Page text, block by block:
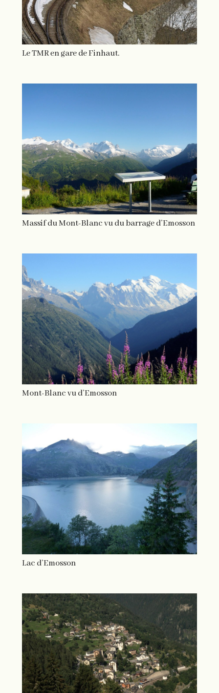
Le TMR en gare de Finhaut.
Massif du Mont-Blanc vu du barrage d’Emosson
Mont-Blanc vu d’Emosson
Lac d’Emosson